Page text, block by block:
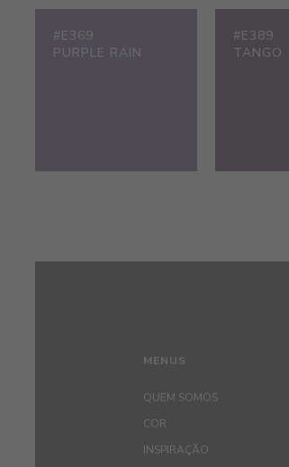
#E369
PURPLE RAIN
#E389
TANGO
MENUS
QUEM SOMOS
COR
INSPIRAÇÃO